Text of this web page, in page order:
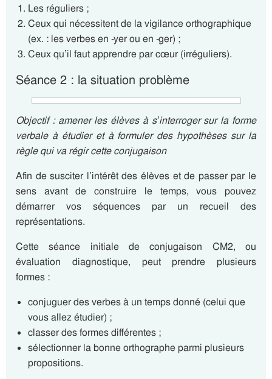
Les réguliers ;
Ceux qui nécessitent de la vigilance orthographique
(ex. : les verbes en -yer ou en -ger) ;
Ceux qu’il faut apprendre par cœur (irréguliers).
Séance 2 : la situation problème
Objectif : amener les élèves à s’interroger sur la forme
verbale à étudier et à formuler des hypothèses sur la
règle qui va régir cette conjugaison
Afin de susciter l’intérêt des élèves et de passer par le
sens avant de construire le temps, vous pouvez
démarrer vos séquences par un recueil des
représentations.
Cette séance initiale de conjugaison CM2, ou
évaluation diagnostique, peut prendre plusieurs
formes :
conjuguer des verbes à un temps donné (celui que
vous allez étudier) ;
classer des formes différentes ;
sélectionner la bonne orthographe parmi plusieurs
propositions.